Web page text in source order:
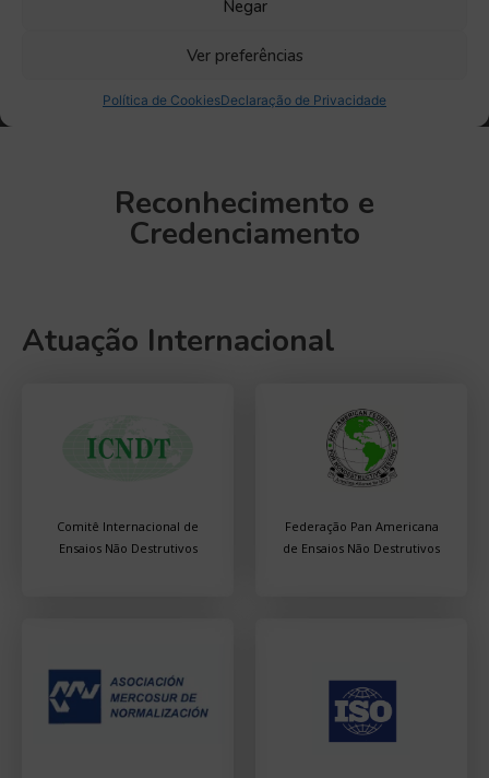
Reconhecimento e
Credenciamento
Atuação Internacional
Comitê Internacional de
Ensaios Não Destrutivos
Federação Pan Americana
de Ensaios Não Destrutivos